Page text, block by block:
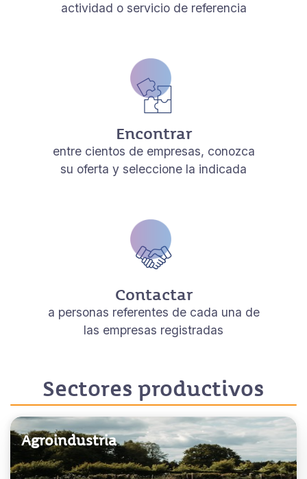
actividad o servicio de referencia
Encontrar
entre cientos de empresas, conozca
su oferta y seleccione la indicada
Contactar
a personas referentes de cada una de
las empresas registradas
Sectores productivos
Agroindustria